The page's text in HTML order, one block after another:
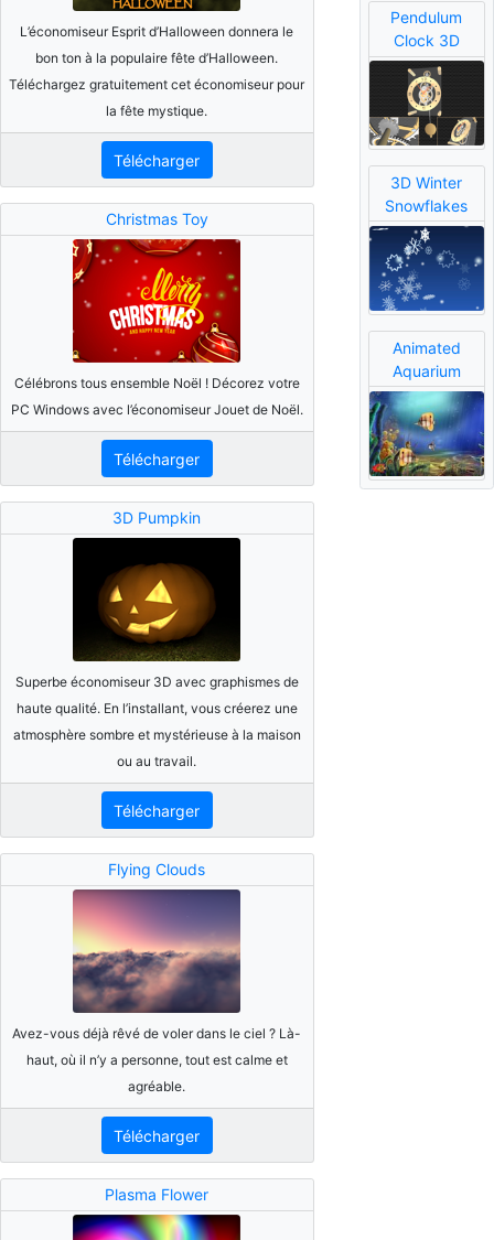
L’économiseur Esprit d’Halloween donnera le
bon ton à la populaire fête d’Halloween.
Téléchargez gratuitement cet économiseur pour
la fête mystique.
Télécharger
Christmas Toy
Célébrons tous ensemble Noël ! Décorez votre
PC Windows avec l’économiseur Jouet de Noël.
Télécharger
3D Pumpkin
Superbe économiseur 3D avec graphismes de
haute qualité. En l’installant, vous créerez une
atmosphère sombre et mystérieuse à la maison
ou au travail.
Télécharger
Flying Clouds
Avez-vous déjà rêvé de voler dans le ciel ? Là-
haut, où il n’y a personne, tout est calme et
agréable.
Télécharger
Plasma Flower
Pendulum
Clock 3D
3D Winter
Snowflakes
Animated
Aquarium